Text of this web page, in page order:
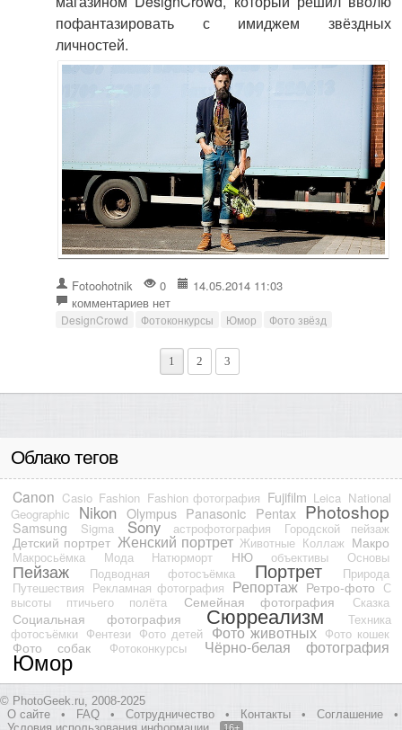
пофантазировать с имиджем звёздных
личностей.
Fotoohotnik 0
14.05.2014 11:03
комментариев нет
DesignCrowd Фотоконкурсы Юмор Фото звёзд
1 2 3
Облако тегов
Canon Casio Fashion Fashion фотография Fujifilm Leica National
Geographic
Nikon Olympus Panasonic Pentax Photoshop
Samsung Sigma Sony астрофотография Городской пейзаж
Детский портрет Женский портрет Животные Коллаж Макро
Макросьёмка Мода Натюрморт НЮ объективы Основы
Пейзаж Подводная фотосъёмка Портрет
Природа
Путешествия Рекламная фотография Репортаж Ретро-фото С
высоты птичьего полёта
Семейная фотография Сказка
Социальная фотография Сюрреализм
Техника
фотосъёмки Фентези Фото детей Фото животных Фото кошек
Фото собак Фотоконкурсы Чёрно-белая фотография
Юмор
© PhotoGeek.ru, 2008-2025
О сайте
• FAQ • Сотрудничество • Контакты • Соглашение
•
16+